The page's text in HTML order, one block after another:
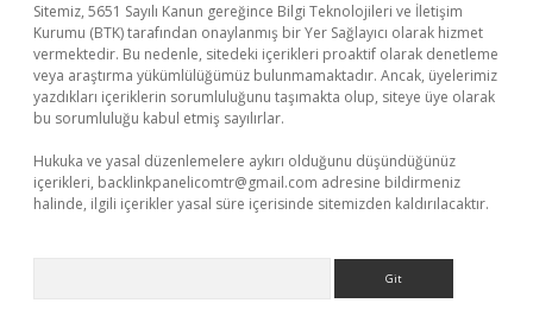
Sitemiz, 5651 Sayılı Kanun gereğince Bilgi Teknolojileri ve İletişim
Kurumu (BTK) tarafından onaylanmış bir Yer Sağlayıcı olarak hizmet
vermektedir. Bu nedenle, sitedeki içerikleri proaktif olarak denetleme
veya araştırma yükümlülüğümüz bulunmamaktadır. Ancak, üyelerimiz
yazdıkları içeriklerin sorumluluğunu taşımakta olup, siteye üye olarak
bu sorumluluğu kabul etmiş sayılırlar.
Hukuka ve yasal düzenlemelere aykırı olduğunu düşündüğünüz
içerikleri, backlinkpanelicomtr@gmail.com adresine bildirmeniz
halinde, ilgili içerikler yasal süre içerisinde sitemizden kaldırılacaktır.